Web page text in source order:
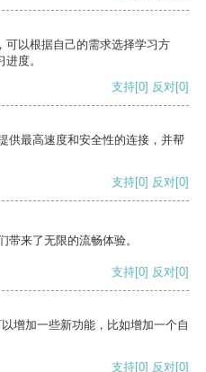
可以根据自己的需求选择学习方
度。
支持[0] 反对[0]
供最高速度和安全性的连接，并帮
支持[0] 反对[0]
来了无限的流畅体验。
支持[0] 反对[0]
增加一些新功能，比如增加一个自
支持[0] 反对[0]